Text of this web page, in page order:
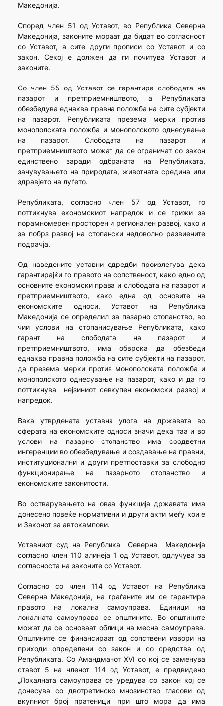
Македонија.
Според член 51 од Уставот, во Република Северна
Македонија, законите мораат да бидат во согласност
со Уставот, а сите други прописи со Уставот и со
закон. Секој е должен да ги почитува Уставот и
законите.
Со член 55 од Уставот се гарантира слободата на
пазарот и претприемништвото, а Републиката
обезбедува еднаква правна положба на сите субјекти
на пазарот. Републиката презема мерки против
монополската положба и монополското однесување
на пазарот. Слободата на пазарот и
претприемништвото можат да се ограничат со закон
единствено заради одбраната на Републиката,
зачувувањето на природата, животната средина или
здравјето на луѓето.
Републиката, согласно член 57 од Уставот, го
поттикнува економскиот напредок и се грижи за
порамномерен просторен и регионален развој, како и
за побрз развој на стопански недоволно развиените
подрачја.
Од наведените уставни одредби произлегува дека
гарантирајќи го правото на сопственост, како едно од
основните економски права и слободата на пазарот и
претприемништвото, како една од основите на
економските односи, Уставот на Република
Македонија се определил за пазарно стопанство, во
чии услови на стопанисување Републиката, како
гарант на слободата на пазарот и
претприемништвото, има обврска да обезбеди
еднаква правна положба на сите субјекти на пазарот,
да презема мерки против монополската положба и
монополското однесување на пазарот, како и да го
поттикнува нејзиниот севкупен економски развој и
напредок.
Вака утврдената уставна улога на државата во
сферата на економските односи значи дека таа и во
услови на пазарно стопанство има соодветни
ингеренции во обезбедување и создавање на правни,
институционални и други претпоставки за слободно
функционирање на пазарното стопанство и
економските законитости.
Во остварувањето на оваа функција државата има
донесено повеќе нормативни и други акти меѓу кои е
и Законот за автокампови.
Уставниот суд на Република Северна Македонија
согласно член 110 алинеја 1 од Уставот, одлучува за
согласноста на законите со Уставот.
Согласно со член 114 од Уставот на Република
Северна Македонија, на граѓаните им се гарантира
правото на локална самоуправа. Единици на
локалната самоуправа се општините. Во општините
можат да се основаат облици на месна самоуправа.
Општините се финансираат од сопствени извори на
приходи определени со закон и со средства од
Републиката. Со Амандманот XVI со кој се заменува
ставот 5 на членот 114 од Уставот, е предвидено
„Локалната самоуправа се уредува со закон кој се
донесува со двотретинско мнозинство гласови од
вкупниот број пратеници, при што мора да има